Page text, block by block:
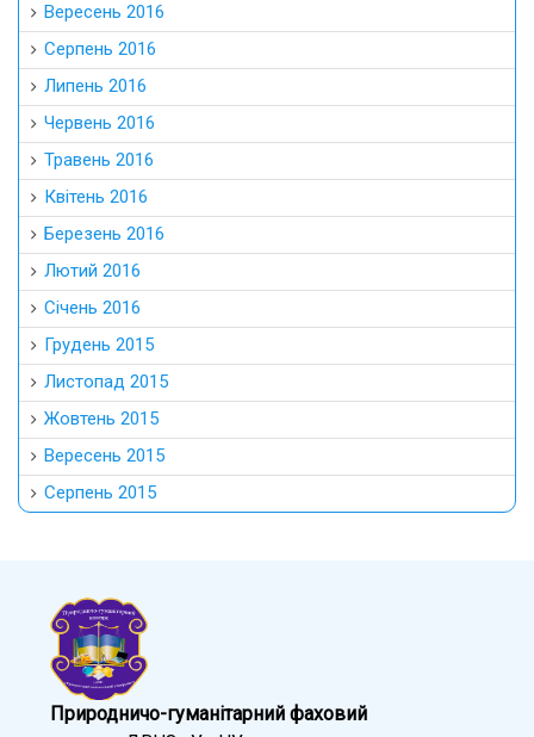
Вересень 2016
Серпень 2016
Липень 2016
Червень 2016
Травень 2016
Квітень 2016
Березень 2016
Лютий 2016
Січень 2016
Грудень 2015
Листопад 2015
Жовтень 2015
Вересень 2015
Серпень 2015
Природничо-гуманітарний фаховий